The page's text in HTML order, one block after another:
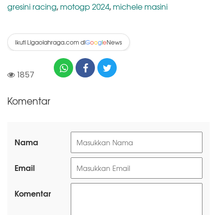
gresini racing, motogp 2024, michele masini
Ikuti Ligaolahraga.com diGoogleNews
1857
Komentar
Nama
Email
Komentar